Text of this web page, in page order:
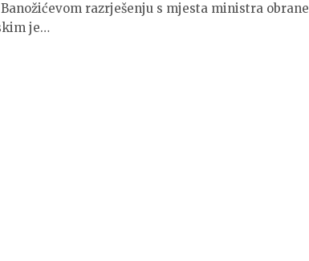
razrješenju s mjesta ministra
je…